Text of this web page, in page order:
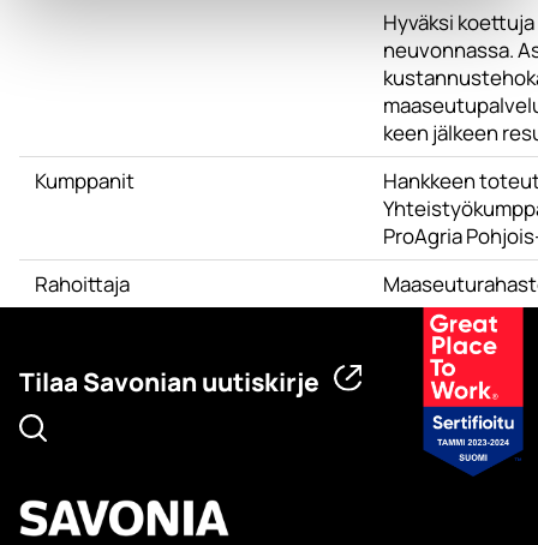
Hyväksi
neuvonnassa.
keen jälkeen
Kumppanit
Hankkeen
ProAgria
Rahoittaja
Tilaa Savonian uutiskirje